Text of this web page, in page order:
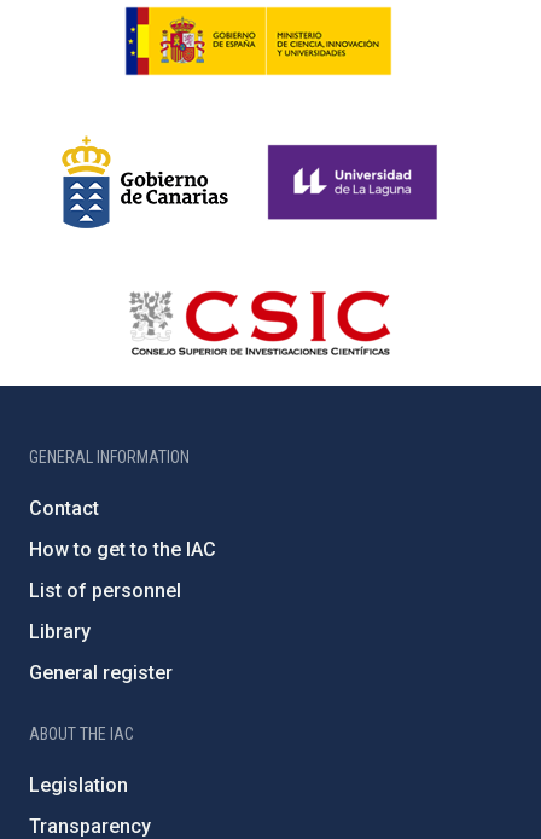
GENERAL INFORMATION
Contact
How to get to the IAC
List of personnel
Library
General register
ABOUT THE IAC
Legislation
Transparency